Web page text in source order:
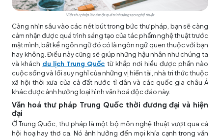
Viết thư pháp là cả một quá trình sáng tạo nghệ thuật
Càng nhìn sâu vào các nét bút trong bức thư pháp, bạn sẽ càng
cảm nhận được quá trình sáng tạo của tác phẩm nghệ thuật trước
mặt mình, bất kể ngôn ngữ đó có là ngôn ngữ quen thuộc với bạn
hay không. Điều này cũng sẽ giúp những hậu nhân như chúng ta
và khách du lịch Trung Quốc từ khắp nơi hiểu được phần nào
cuộc sống và lối suy nghĩ của những vị hiền tài, nhà tri thức thuộc
xã hội thời xưa của cả đất nước tỉ dân và các quốc gia châu Á
khác được ảnh hưởng loại hình văn hoá độc đáo này.
Văn hoá thư pháp Trung Quốc thời đương đại và hiện
đại
Ở Trung Quốc, thư pháp là một bộ môn nghệ thuật vượt qua cả
hội hoạ hay thơ ca. Nó ảnh hưởng đến mọi khía cạnh trong văn